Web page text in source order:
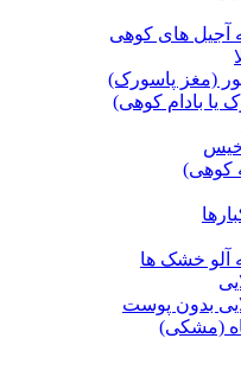
آجیل های کوهی
(مغز پاسورک)
یا بادام کوهی)
خیس
کوهی)
آلو خشک ها
بدون پوست
(مشکی)